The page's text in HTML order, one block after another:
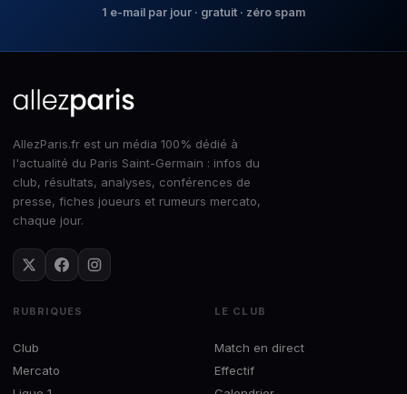
1 e-mail par jour · gratuit · zéro spam
AllezParis.fr est un média 100% dédié à
l'actualité du Paris Saint-Germain : infos du
club, résultats, analyses, conférences de
presse, fiches joueurs et rumeurs mercato,
chaque jour.
RUBRIQUES
Club
Mercato
LE CLUB
Match en direct
Effectif